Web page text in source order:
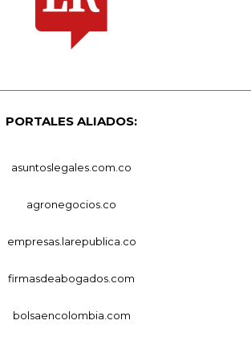
PORTALES ALIADOS:
asuntoslegales.com.co
agronegocios.co
empresas.larepublica.co
firmasdeabogados.com
bolsaencolombia.com